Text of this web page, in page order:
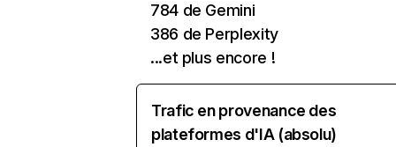
784 de Gemini
386 de Perplexity
...et plus encore !
Trafic en provenance des
plateformes d'IA (absolu)